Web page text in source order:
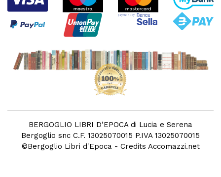
BERGOGLIO LIBRI D’EPOCA di Lucia e Serena
Bergoglio snc C.F. 13025070015 P.IVA 13025070015
©Bergoglio Libri d'Epoca - Credits Accomazzi.net